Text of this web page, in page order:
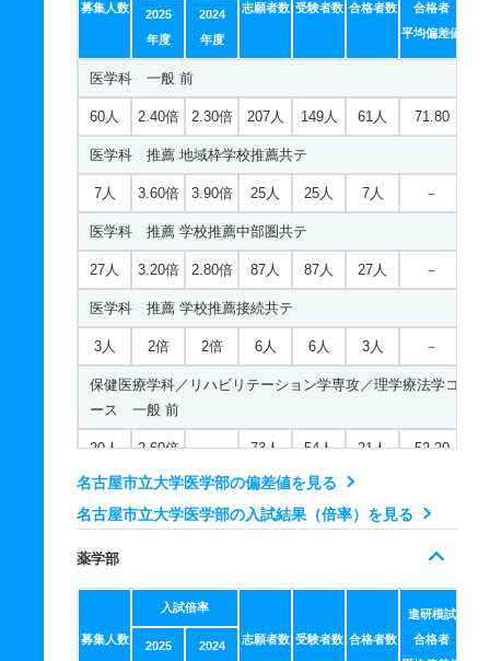
募集人数 志願者数 受験者数 合格者数
合格者
平均偏差値
2025
年度
2024
年度
医学科 一般 前
60人 2.40倍 2.30倍 207人 149人 61人 71.80
医学科 推薦 地域枠学校推薦共テ
7人 3.60倍 3.90倍 25人 25人 7人 －
医学科 推薦 学校推薦中部圏共テ
27人 3.20倍 2.80倍 87人 87人 27人 －
医学科 推薦 学校推薦接続共テ
3人 2倍 2倍 6人 6人 3人 －
保健医療学科／リハビリテーション学専攻／理学療法学コ
ース 一般 前
20人 2.60倍 － 73人 54人 21人 52.20
保健医療学科／リハビリテーション学専攻／理学療法学コ
ース 推薦 学校推薦型Ａ
4人 －
保健医療学科／リハビリテーション学専攻／理学療法学コ
ース 推薦 学校推薦型Ｂ共テ
2.70倍 －
名古屋市立大学医学部の偏差値を見る
名古屋市立大学医学部の入試結果（倍率）を見る
薬学部
募集人数
入試倍率
志願者数 受験者数 合格者数
進研模試
合格者
2025 2024